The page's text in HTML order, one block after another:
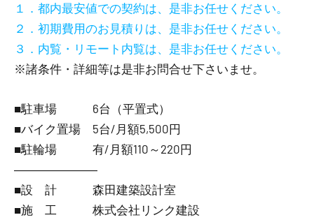
１．都内最安値での契約は、是非お任せください。
２．初期費用のお見積りは、是非お任せください。
３．内覧・リモート内覧は、是非お任せください。
※諸条件・詳細等は是非お問合せ下さいませ。
■駐車場 6台（平置式）
■バイク置場 5台/月額5,500円
■駐輪場 有/月額110～220円
―――――――
■設 計 森田建築設計室
■施 工 株式会社リンク建設